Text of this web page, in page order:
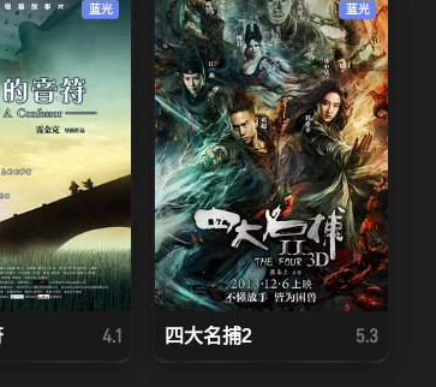
蓝光
4.1
蓝光
四大名捕2 5.3